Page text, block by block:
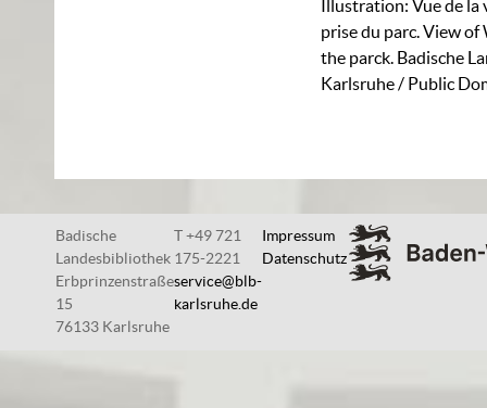
Illustration: Vue de la
prise du parc. View
the parck. Badische
Karlsruhe / Public
Badische
Landesbibliothek
Erbprinzenstraße
15
76133 Karlsruhe
T +49 721
175-2221
service@blb-
karlsruhe.de
Impressum
Datenschutz